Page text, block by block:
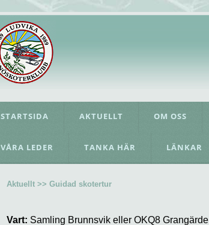
STARTSIDA AKTUELLT OM OSS
VÅRA LEDER TANKA HÄR LÄNKAR
Aktuellt >> Guidad skotertur
Vart: Samling Brunnsvik eller OKQ8 Grangärde